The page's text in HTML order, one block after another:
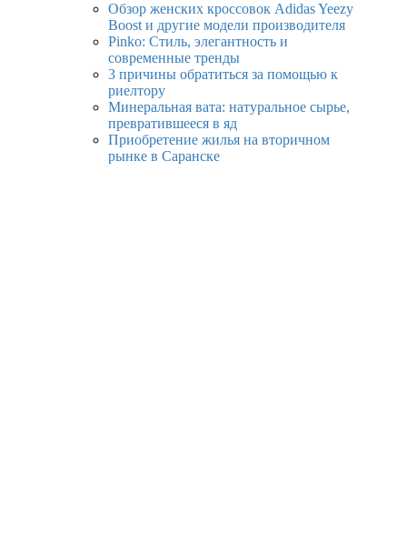
Обзор женских кроссовок Adidas Yeezy
Boost и другие модели производителя
Pinko: Стиль, элегантность и
современные тренды
3 причины обратиться за помощью к
риелтору
Минеральная вата: натуральное сырье,
превратившееся в яд
Приобретение жилья на вторичном
рынке в Саранске